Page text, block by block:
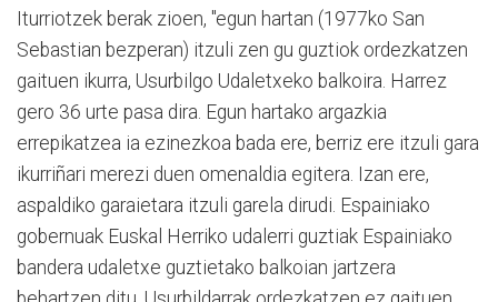
Iturriotzek berak zioen, "egun hartan (1977ko San
Sebastian bezperan) itzuli zen gu guztiok ordezkatzen
gaituen ikurra, Usurbilgo Udaletxeko balkoira. Harrez
gero 36 urte pasa dira. Egun hartako argazkia
errepikatzea ia ezinezkoa bada ere, berriz ere itzuli gara
ikurriñari merezi duen omenaldia egitera. Izan ere,
aspaldiko garaietara itzuli garela dirudi. Espainiako
gobernuak Euskal Herriko udalerri guztiak Espainiako
bandera udaletxe guztietako balkoian jartzera